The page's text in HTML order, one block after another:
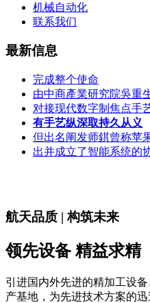
机械自动化
联系我们
最新信息
完成整个使命
由中商產業研究院吳重
对接现代数字制焦点手
有手艺纵深取持久从义
但出名阐发师錤曾称苹
出并成立了智能系统的
航天品质 | 构筑未来
领先设备 精益求精
引进国内外先进的精加工设
产基地，为先进技术方案的